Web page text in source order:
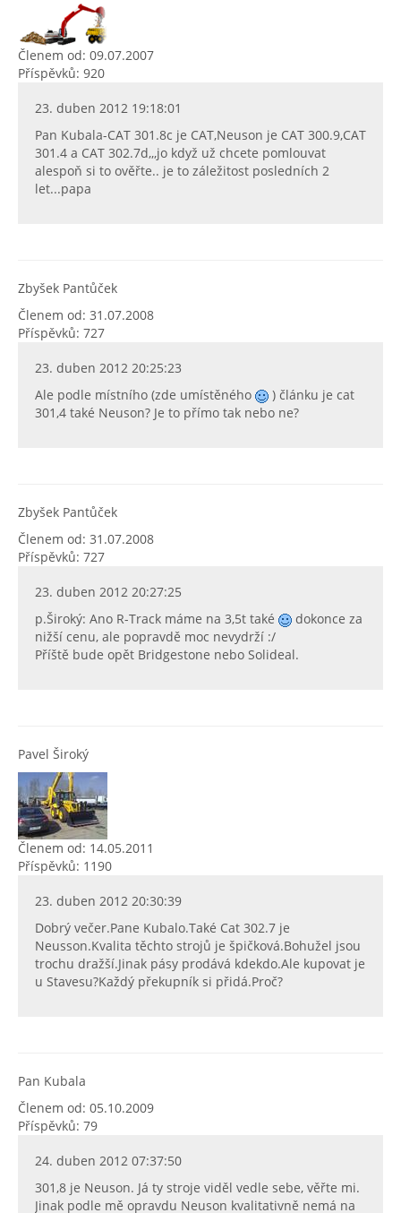
Členem od: 09.07.2007
Příspěvků: 920
23. duben 2012 19:18:01
Pan Kubala-CAT 301.8c je CAT,Neuson je CAT 300.9,CAT
301.4 a CAT 302.7d,,,jo když už chcete pomlouvat
alespoň si to ověřte.. je to záležitost posledních 2
let...papa
Zbyšek Pantůček
Členem od: 31.07.2008
Příspěvků: 727
23. duben 2012 20:25:23
Ale podle místního (zde umístěného
) článku je cat
301,4 také Neuson? Je to přímo tak nebo ne?
Zbyšek Pantůček
Členem od: 31.07.2008
Příspěvků: 727
23. duben 2012 20:27:25
p.Široký: Ano R-Track máme na 3,5t také
dokonce za
nižší cenu, ale popravdě moc nevydrží :/
Příště bude opět Bridgestone nebo Solideal.
Pavel Široký
Členem od: 14.05.2011
Příspěvků: 1190
23. duben 2012 20:30:39
Dobrý večer.Pane Kubalo.Také Cat 302.7 je
Neusson.Kvalita těchto strojů je špičková.Bohužel jsou
trochu dražší.Jinak pásy prodává kdekdo.Ale kupovat je
u Stavesu?Každý překupník si přidá.Proč?
Pan Kubala
Členem od: 05.10.2009
Příspěvků: 79
24. duben 2012 07:37:50
301,8 je Neuson. Já ty stroje viděl vedle sebe, věřte mi.
Jinak podle mě opravdu Neuson kvalitativně nemá na